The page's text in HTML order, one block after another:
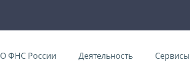
О ФНС России Деятельность Сервисы